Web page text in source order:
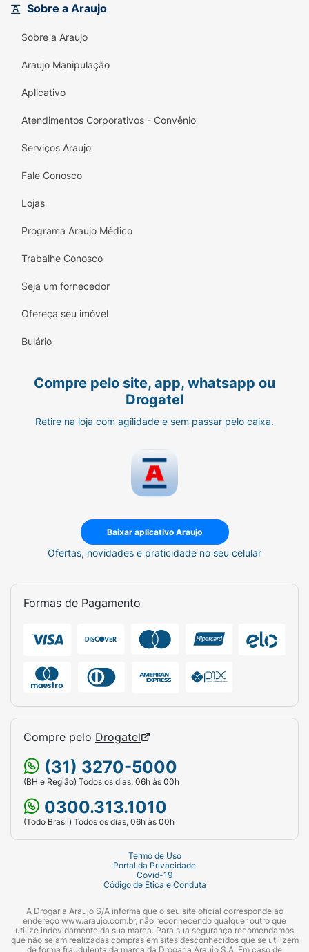
equilibrada, ajudando você a manter um estilo
rotina e experimente o sabor envolvente da
Barra Bold Crunch Sabor Cookies & Cream.
Satisfaça seu desejo por doce de maneira
inteligente e nutritiva!
Sobre a Araujo
Sobre a Araujo
Araujo Manipulação
Aplicativo
Atendimentos Corporativos - Convênio
Serviços Araujo
Fale Conosco
Lojas
Programa Araujo Médico
Trabalhe Conosco
Seja um fornecedor
Ofereça seu imóvel
Bulário
Compre pelo site, app, whatsapp ou
Drogatel
Retire na loja com agilidade e sem passar pelo caixa.
Baixar aplicativo Araujo
Ofertas, novidades e praticidade no seu celular
Formas de Pagamento
Compre pelo Drogatel
(31) 3270-5000
(BH e Região) Todos os dias, 06h às 00h
0300.313.1010
(Todo Brasil) Todos os dias, 06h às 00h
Termo de Uso
Portal da Privacidade
Covid-19
Código de Ética e Conduta
A Drogaria Araujo S/A informa que o seu site oficial corresponde ao
endereço www.araujo.com.br, não reconhecendo qualquer outro que
utilize indevidamente da sua marca. Para sua segurança recomendamos
que não sejam realizadas compras em sites desconhecidos que se utilizem
de forma fraudulenta da marca da Drogaria Araujo S.A. Em caso de